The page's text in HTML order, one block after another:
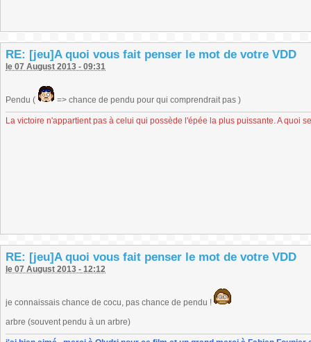
RE: [jeu]A quoi vous fait penser le mot de votre VDD
le 07 August 2013 - 09:31
Pendu ( => chance de pendu pour qui comprendrait pas )
La victoire n'appartient pas à celui qui possède l'épée la plus puissante. A quoi
RE: [jeu]A quoi vous fait penser le mot de votre VDD
le 07 August 2013 - 12:12
je connaissais chance de cocu, pas chance de pendu !
arbre (souvent pendu à un arbre)